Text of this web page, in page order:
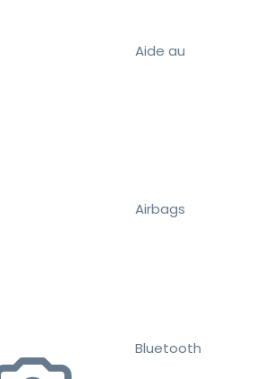
Aide au
Airbags
Bluetooth